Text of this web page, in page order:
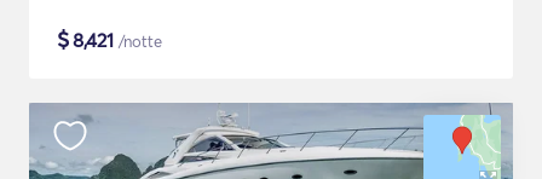
$8,421 /notte